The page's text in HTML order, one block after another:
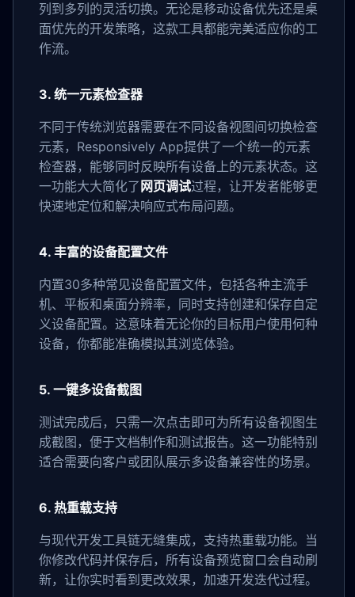
列到多列的灵活切换。无论是移动设备优先还是桌
面优先的开发策略，这款工具都能完美适应你的工
作流。
3. 统一元素检查器
不同于传统浏览器需要在不同设备视图间切换检查
元素，Responsively App提供了一个统一的元素
检查器，能够同时反映所有设备上的元素状态。这
一功能大大简化了 网页调试过程，让开发者能够更
快速地定位和解决响应式布局问题。
4. 丰富的设备配置文件
内置30多种常见设备配置文件，包括各种主流手
机、平板和桌面分辨率，同时支持创建和保存自定
义设备配置。这意味着无论你的目标用户使用何种
设备，你都能准确模拟其浏览体验。
5. 一键多设备截图
测试完成后，只需一次点击即可为所有设备视图生
成截图，便于文档制作和测试报告。这一功能特别
适合需要向客户或团队展示多设备兼容性的场景。
6. 热重载支持
与现代开发工具链无缝集成，支持热重载功能。当
你修改代码并保存后，所有设备预览窗口会自动刷
新，让你实时看到更改效果，加速开发迭代过程。